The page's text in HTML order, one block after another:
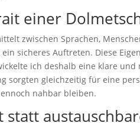
einer
zwischen Sprachen,
sicheres Auftreten. Diese
ich deshalb eine klare
sorgten gleichzeitig für eine
nahbar bleiben.
statt